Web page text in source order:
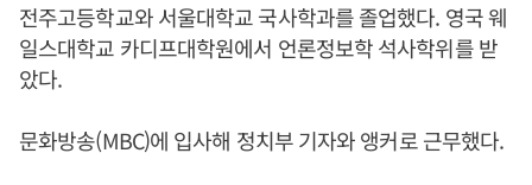
전주고등학교와 서울대학교 국사학과를 졸업했다. 영국 웨
일스대학교 카디프대학원에서 언론정보학 석사학위를 받
았다.
문화방송(MBC)에 입사해 정치부 기자와 앵커로 근무했다.